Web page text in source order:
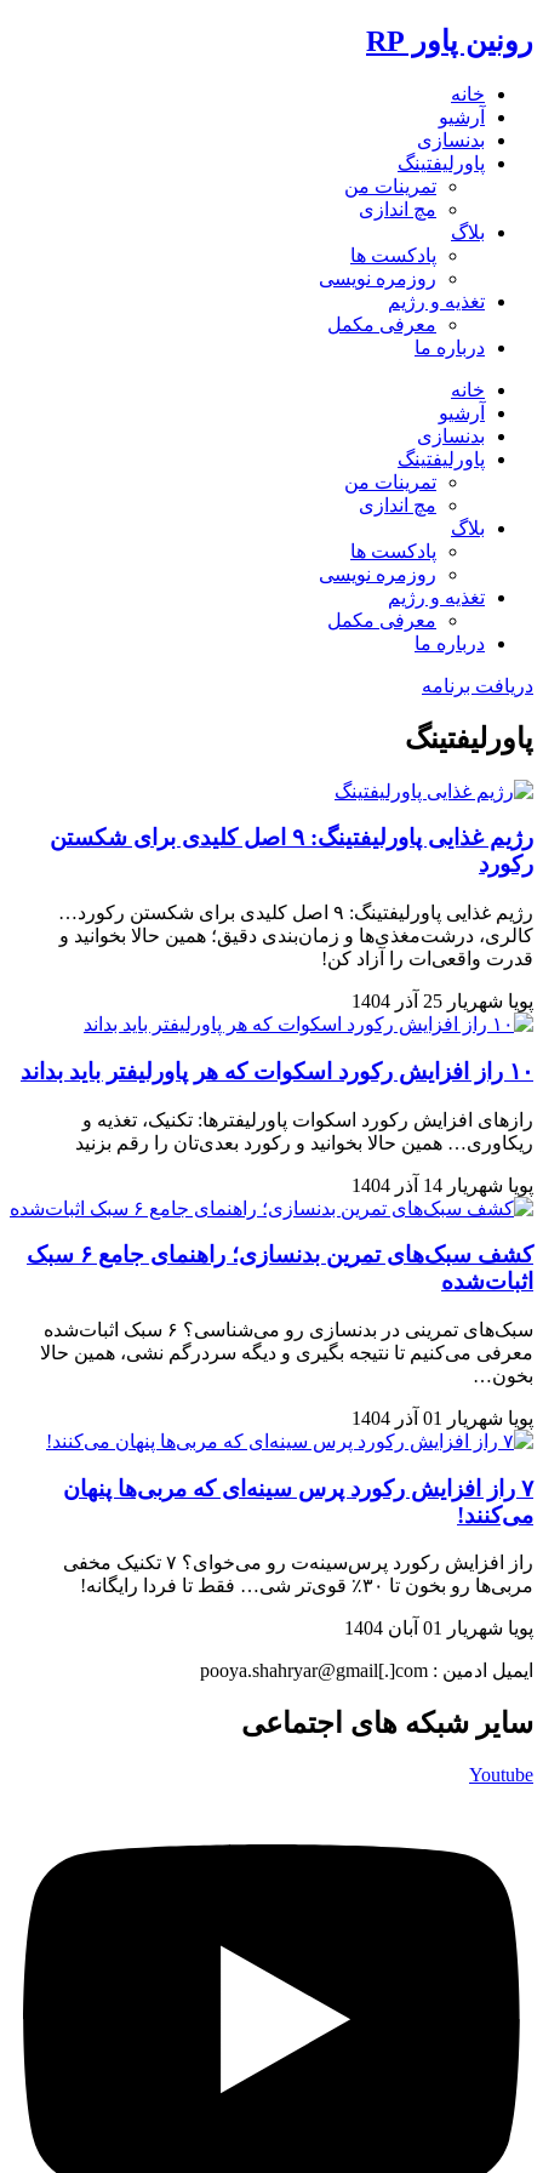
رونین پاور RP
خانه
آرشیو
بدنسازی
پاورلیفتینگ
تمرینات من
مچ اندازی
بلاگ
پادکست ها
روزمره نویسی
تغذیه و رژیم
معرفی مکمل
درباره ما
خانه
آرشیو
بدنسازی
پاورلیفتینگ
تمرینات من
مچ اندازی
بلاگ
پادکست ها
روزمره نویسی
تغذیه و رژیم
معرفی مکمل
درباره ما
دریافت برنامه
پاورلیفتینگ
رژیم غذایی پاورلیفتینگ: ۹ اصل کلیدی برای شکستن
رکورد
رژیم غذایی پاورلیفتینگ: ۹ اصل کلیدی برای شکستن رکورد…
کالری، درشت‌مغذی‌ها و زمان‌بندی دقیق؛ همین حالا بخوانید و
قدرت واقعی‌ات را آزاد کن!
پویا شهریار 25 آذر 1404
۱۰ راز افزایش رکورد اسکوات که هر پاورلیفتر باید بداند
رازهای افزایش رکورد اسکوات پاورلیفترها: تکنیک، تغذیه و
ریکاوری… همین حالا بخوانید و رکورد بعدی‌تان را رقم بزنید
پویا شهریار 14 آذر 1404
کشف سبک‌های تمرین بدنسازی؛ راهنمای جامع ۶ سبک
اثبات‌شده
سبک‌های تمرینی در بدنسازی رو می‌شناسی؟ ۶ سبک اثبات‌شده
معرفی می‌کنیم تا نتیجه بگیری و دیگه سردرگم نشی، همین حالا
بخون…
پویا شهریار 01 آذر 1404
۷ راز افزایش رکورد پرس سینه‌ای که مربی‌ها پنهان
می‌کنند!
راز افزایش رکورد پرس‌سینه‌ت رو می‌خوای؟ ۷ تکنیک مخفی
مربی‌ها رو بخون تا ۳۰٪ قوی‌تر شی… فقط تا فردا رایگانه!
پویا شهریار 01 آبان 1404
ایمیل ادمین : pooya.shahryar@gmail[.]com
سایر شبکه های اجتماعی
Youtube